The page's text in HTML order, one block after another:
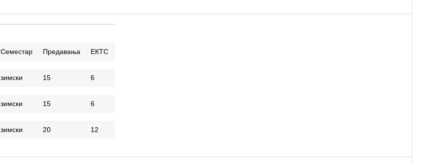
Семестар Предавања ЕКТС
зимски 15 6
зимски 15 6
зимски 20 12